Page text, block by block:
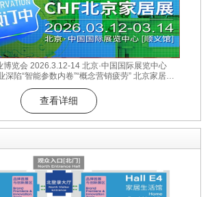
博览会 2026.3.12-14 北京·中国国际展览中心
深陷“智能参数内卷”“概念营销疲劳” 北京家居展
质价值 12万㎡实景展区全面开放 15万+专业采购
商贸对接会精准匹配 在这个数据至上的时代 我
商业价值 始于需求与供给的真诚对话 成于产品
查看详细